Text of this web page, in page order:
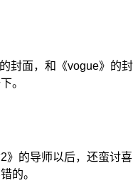
封面，和《vogue》的
。
》的导师以后，还蛮讨
的。